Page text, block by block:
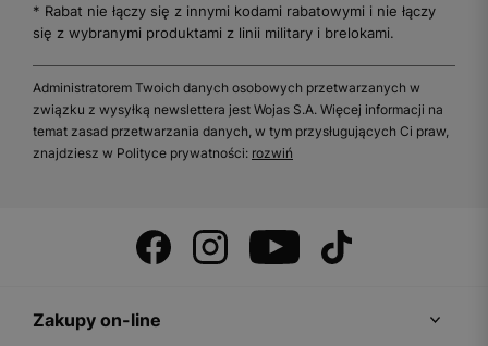
* Rabat nie łączy się z innymi kodami rabatowymi i nie łączy
się z wybranymi produktami z linii military i brelokami.
Administratorem Twoich danych osobowych przetwarzanych w
związku z wysyłką newslettera jest Wojas S.A. Więcej informacji na
temat zasad przetwarzania danych, w tym przysługujących Ci praw,
znajdziesz w Polityce prywatności: rozwiń
Zakupy on-line